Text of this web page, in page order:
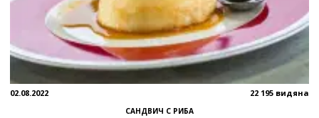
02.08.2022 22 195 видяна
САНДВИЧ С РИБА